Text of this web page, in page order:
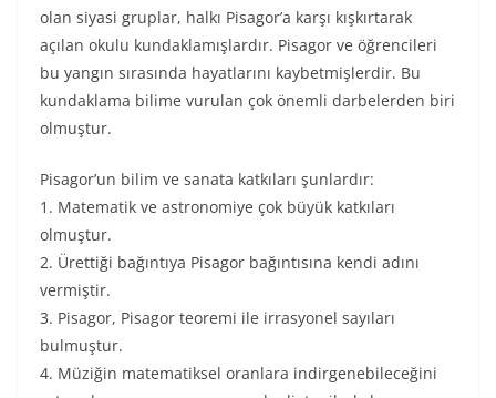
olan siyasi gruplar, halkı Pisagor’a karşı kışkırtarak
açılan okulu kundaklamışlardır. Pisagor ve öğrencileri
bu yangın sırasında hayatlarını kaybetmişlerdir. Bu
kundaklama bilime vurulan çok önemli darbelerden biri
olmuştur.
Pisagor’un bilim ve sanata katkıları şunlardır:
1. Matematik ve astronomiye çok büyük katkıları
olmuştur.
2. Ürettiği bağıntıya Pisagor bağıntısına kendi adını
vermiştir.
3. Pisagor, Pisagor teoremi ile irrasyonel sayıları
bulmuştur.
4. Müziğin matematiksel oranlara indirgenebileceğini